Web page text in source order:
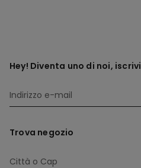
Hey! Diventa uno di noi,
Trova negozio